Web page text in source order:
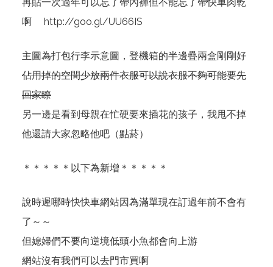
啊
http://goo.gl/UU66IS
主圖為打包行李示意圖，登機箱的半邊疊兩盒剛剛好
佔用掉的空間少放兩件衣服可以說衣服不夠可能要先
回家瞭
另一邊是看到母親在忙硬要來插花的孩子，我甩不掉
他還請大家忽略他吧（點菸）
＊＊＊＊＊以下為新增＊＊＊＊＊
說時遲哪時快快車網站因為滿單現在訂過年前不會有
了～～
但媳婦們不要向逆境低頭小魚都會向上游
網站沒有我們可以去門市買啊